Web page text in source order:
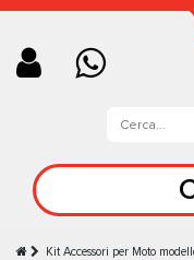
Kit Accessori per Moto